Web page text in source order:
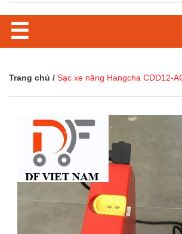
☰
Trang chủ / Sạc xe nâng Hangcha CDD12-